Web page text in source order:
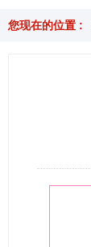
您现在的位置 :